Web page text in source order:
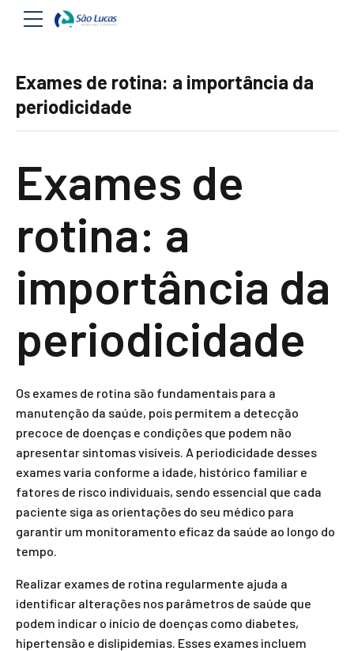
Exames de rotina: a importância da
periodicidade
Exames de
rotina: a
importância da
periodicidade
Os exames de rotina são fundamentais para a
manutenção da saúde, pois permitem a detecção
precoce de doenças e condições que podem não
apresentar sintomas visíveis. A periodicidade desses
exames varia conforme a idade, histórico familiar e
fatores de risco individuais, sendo essencial que cada
paciente siga as orientações do seu médico para
garantir um monitoramento eficaz da saúde ao longo do
tempo.
Realizar exames de rotina regularmente ajuda a
identificar alterações nos parâmetros de saúde que
podem indicar o início de doenças como diabetes,
hipertensão e dislipidemias. Esses exames incluem